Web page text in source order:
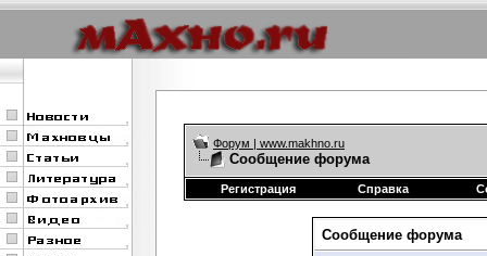
Форум | www.makhno.ru
Сообщение форума
Регистрация Справка
Сообщение форума